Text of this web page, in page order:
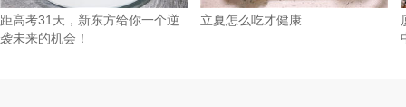
距高考31天，新东方给你一个逆
袭未来的机会！
立夏怎么吃才健康